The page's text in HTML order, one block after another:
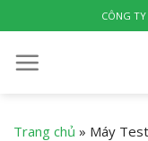
to
content
CÔNG
Trang chủ » Máy